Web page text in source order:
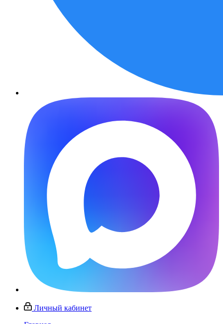
Личный кабинет